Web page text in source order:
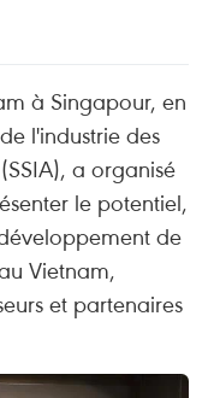
à Singapour, en
l'industrie des
a organisé
le potentiel,
de
Vietnam,
et partenaires